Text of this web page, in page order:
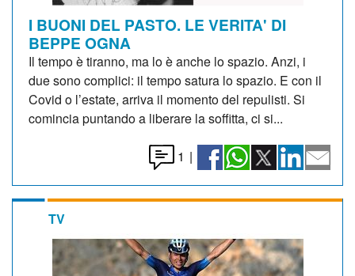
I BUONI DEL PASTO. LE VERITA' DI
BEPPE OGNA
Il tempo è tiranno, ma lo è anche lo spazio. Anzi, i
due sono complici: il tempo satura lo spazio. E con il
Covid o l’estate, arriva il momento del repulisti. Si
comincia puntando a liberare la soffitta, ci si...
1 |
TV